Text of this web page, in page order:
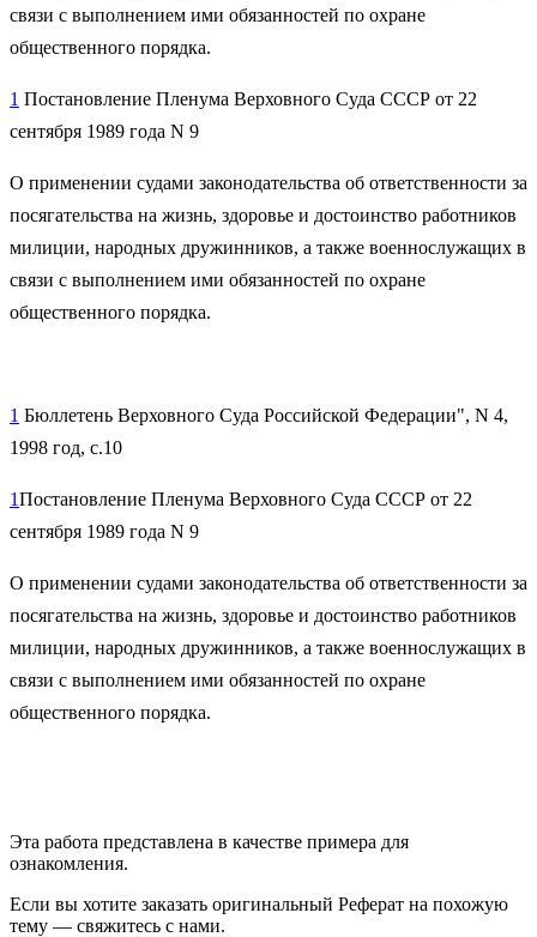
связи с выполнением ими обязанностей по охране
общественного порядка.
1 Постановление Пленума Верховного Суда СССР от 22
сентября 1989 года N 9
О применении судами законодательства об ответственности за
посягательства на жизнь, здоровье и достоинство работников
милиции, народных дружинников, а также военнослужащих в
связи с выполнением ими обязанностей по охране
общественного порядка.
1 Бюллетень Верховного Суда Российской Федерации", N 4,
1998 год, с.10
1Постановление Пленума Верховного Суда СССР от 22
сентября 1989 года N 9
О применении судами законодательства об ответственности за
посягательства на жизнь, здоровье и достоинство работников
милиции, народных дружинников, а также военнослужащих в
связи с выполнением ими обязанностей по охране
общественного порядка.
Эта работа представлена в качестве примера для
ознакомления.
Если вы хотите заказать оригинальный Реферат на похожую
тему — свяжитесь с нами.